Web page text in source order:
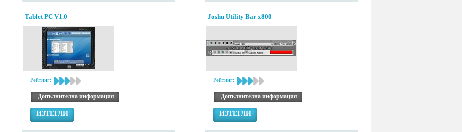
Tablet PC V1.0
Рейтинг:
Допълнителна информация
ИЗТЕГЛИ
Joshu Utility Bar x800
Рейтинг:
Допълнителна информация
ИЗТЕГЛИ